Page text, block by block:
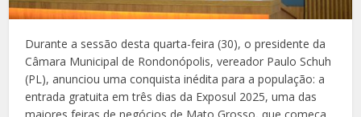
Durante a sessão desta quarta-feira (30), o presidente da
Câmara Municipal de Rondonópolis, vereador Paulo Schuh
(PL), anunciou uma conquista inédita para a população: a
entrada gratuita em três dias da Exposul 2025, uma das